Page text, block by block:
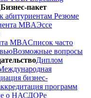
Бизнес-пакет
абитуриентам Резюме
MBAЭссе
MBAСписок часто
Возможные вопросы
Диплом
бизнес-
программ
о НАСДОРе